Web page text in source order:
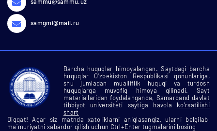
samgmi@mail.ru
Barcha huquqlar himoyalangan. Saytdagi barcha
huquqlar O'zbekiston Respublikasi qonunlariga,
shu jumladan mualliflik huquqi va turdosh
huquqlarga muvofiq himoya qilinadi. Sayt
materiallaridan foydalanganda, Samarqand davlat
tibbiyot universiteti saytiga havola ko'rsatilishi
shart
Diqqat! Agar siz matnda xatoliklarni aniqlasangiz, ularni belgilab,
ma`muriyatni xabardor qilish uchun Ctrl+Enter tugmalarini bosing